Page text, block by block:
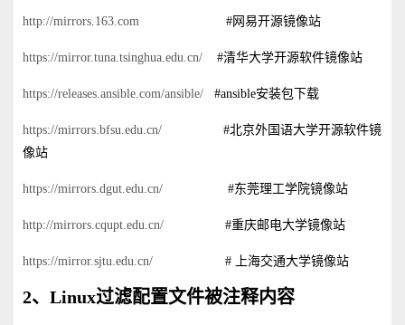
http://mirrors.163.com #网易开源镜像站
https://mirror.tuna.tsinghua.edu.cn/ #清华大学开源软件镜像站
https://releases.ansible.com/ansible/ #ansible安装包下载
https://mirrors.bfsu.edu.cn/ #北京外国语大学开源软件镜
像站
https://mirrors.dgut.edu.cn/ #东莞理工学院镜像站
http://mirrors.cqupt.edu.cn/ #重庆邮电大学镜像站
https://mirror.sjtu.edu.cn/ # 上海交通大学镜像站
2、Linux过滤配置文件被注释内容